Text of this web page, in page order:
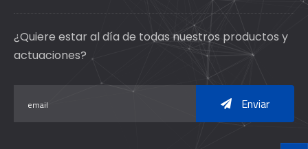
¿Quiere estar al día de todas nuestros productos y
actuaciones?
Enviar